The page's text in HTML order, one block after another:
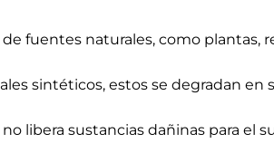
fuentes naturales, como plantas,
sintéticos, estos se degradan en
libera sustancias dañinas para el